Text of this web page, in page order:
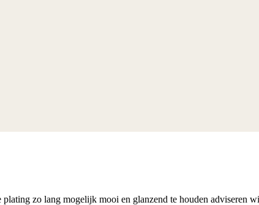
zo lang mogelijk mooi en glanzend te houden adviseren